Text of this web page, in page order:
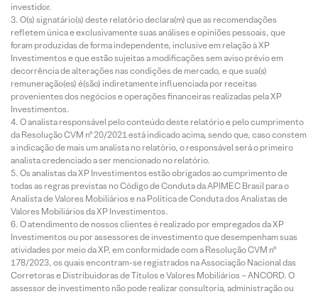
investidor.
O(s) signatário(s) deste relatório declara(m) que as recomendações
refletem única e exclusivamente suas análises e opiniões pessoais, que
foram produzidas de forma independente, inclusive em relação à XP
Investimentos e que estão sujeitas a modificações sem aviso prévio em
decorrência de alterações nas condições de mercado, e que sua(s)
remuneração(es) é(são) indiretamente influenciada por receitas
provenientes dos negócios e operações financeiras realizadas pela XP
Investimentos.
O analista responsável pelo conteúdo deste relatório e pelo cumprimento
da Resolução CVM nº 20/2021 está indicado acima, sendo que, caso constem
a indicação de mais um analista no relatório, o responsável será o primeiro
analista credenciado a ser mencionado no relatório.
Os analistas da XP Investimentos estão obrigados ao cumprimento de
todas as regras previstas no Código de Conduta da APIMEC Brasil para o
Analista de Valores Mobiliários e na Política de Conduta dos Analistas de
Valores Mobiliários da XP Investimentos.
O atendimento de nossos clientes é realizado por empregados da XP
Investimentos ou por assessores de investimento que desempenham suas
atividades por meio da XP, em conformidade com a Resolução CVM nº
178/2023, os quais encontram-se registrados na Associação Nacional das
Corretoras e Distribuidoras de Títulos e Valores Mobiliários – ANCORD. O
assessor de investimento não pode realizar consultoria, administração ou